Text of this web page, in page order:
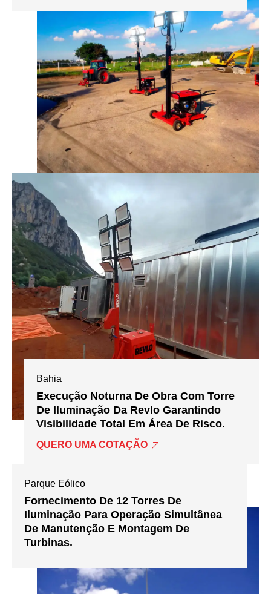
Bahia
Execução Noturna De Obra Com Torre
De Iluminação Da Revlo Garantindo
Visibilidade Total Em Área De Risco.
QUERO UMA COTAÇÃO
Parque Eólico
Fornecimento De 12 Torres De
Iluminação Para Operação Simultânea
De Manutenção E Montagem De
Turbinas.